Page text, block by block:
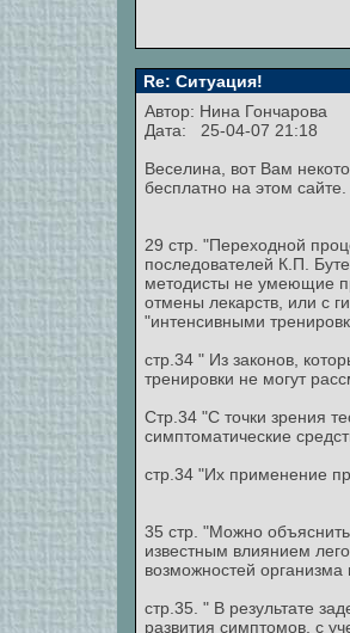
Re: Ситуация!
Автор: Нина Гончарова
Дата: 25-04-07 21:18
Веселина, вот Вам
бесплатно на этом сайте.
29 стр. "Переходной
последователей К.П.
методисты не умеющие
отмены лекарств, или с
"интенсивными
стр.34 " Из законов,
тренировки не могут
Стр.34 "С точки зрения
симптоматические
стр.34 "Их применение
35 стр. "Можно
известным влиянием
возможностей организма
стр.35. " В результате
развития симптомов, с